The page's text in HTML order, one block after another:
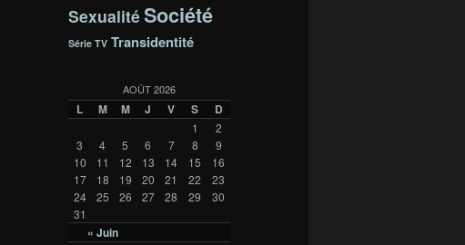
SexualitéSociété
Série TV Transidentité
AOÛT 2026
L M M J V S D
« Juin
1
2
3
4 5 6 7 8
9
10
11 12 13 14 15
16
17
18 19 20 21 22
23
24
25 26 27 28 29
30
31